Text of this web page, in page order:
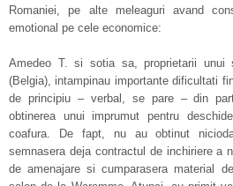
Romaniei, pe alte meleaguri avand
emotional pe cele economice:
Amedeo T. si sotia sa, proprietarii unui
(Belgia), intampinau importante dificultati
de principiu – verbal, se pare – din
obtinerea unui imprumut pentru
coafura. De fapt, nu au obtinut
semnasera deja contractul de inchiriere a
de amenajare si cumparasera material